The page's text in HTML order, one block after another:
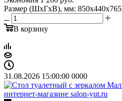
Размер (ШхГхВ), мм: 850х440х765
В корзину
31.08.2026 15:00:00 0000